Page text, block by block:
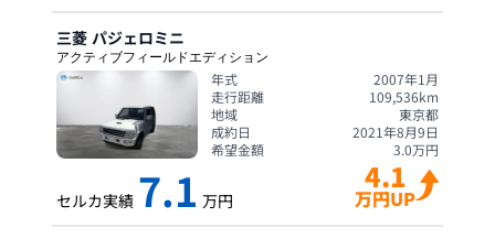
三菱 パジェロミニ
アクティブフィールドエディション
年式
2007年1月
走行距離
109,536km
地域
東京都
成約日
2021年8月9日
希望金額
3.0万円
セルカ実績 7.1 万円
4.1
万円UP